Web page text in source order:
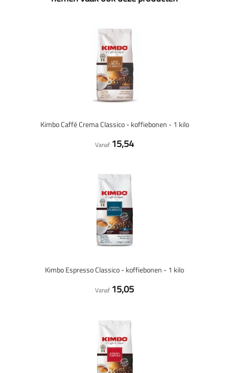
Kimbo Caffé Crema Classico - koffiebonen - 1 kilo
Vanaf 15,54
Kimbo Espresso Classico - koffiebonen - 1 kilo
Vanaf 15,05